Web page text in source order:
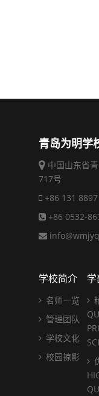
青岛为明学
中国山东省
717号
+86 131
+86 0532-
学校简介
名师一览
管理团队
学校文化
校园掠影